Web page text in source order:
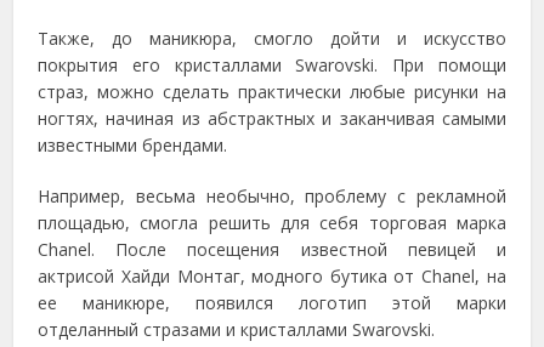
Также, до маникюра, смогло дойти и искусство
покрытия его кристаллами Swarovski. При помощи
страз, можно сделать практически любые рисунки на
ногтях, начиная из абстрактных и заканчивая самыми
известными брендами.
Например, весьма необычно, проблему с рекламной
площадью, смогла решить для себя торговая марка
Chanel. После посещения известной певицей и
актрисой Хайди Монтаг, модного бутика от Chanel, на
ее маникюре, появился логотип этой марки
отделанный стразами и кристаллами Swarovski.